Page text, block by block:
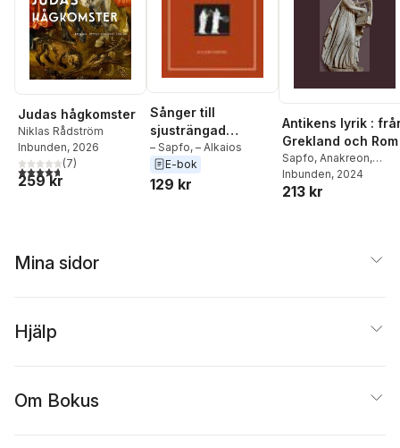
Judas hågkomster
Niklas Rådström
Inbunden, 2026
4,7utav 5 stjärnor. Totalt antal röster:
(7)
259 kr
Sånger till
sjusträngad
bárbitos
– Sapfo, – Alkaios
E-bok
129 kr
Antikens lyrik :
Grekland och Rom
Sapfo, Anakreon,
Pindaros, Vergilius
Horatius
Inbunden, 2024
213 kr
Mina sidor
Hjälp
Om Bokus